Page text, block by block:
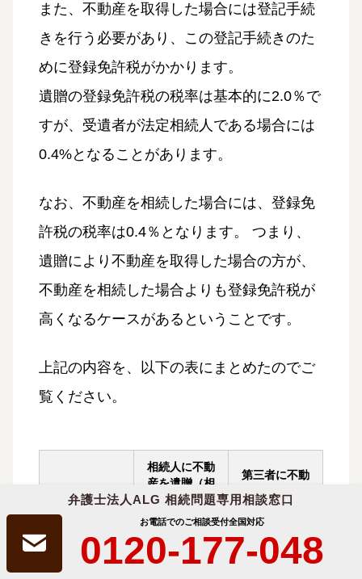
弁護士法人ALG 相続問題専用相談窓口
お電話でのご相談受付全国対応
0120-177-048
また、不動産を取得した場合には登記手続
きを行う必要があり、この登記手続きのた
めに登録免許税がかかります。
遺贈の登録免許税の税率は基本的に2.0％で
すが、受遺者が法定相続人である場合には
0.4%となることがあります。
なお、不動産を相続した場合には、登録免
許税の税率は0.4％となります。 つまり、
遺贈により不動産を取得した場合の方が、
不動産を相続した場合よりも登録免許税が
高くなるケースがあるということです。
上記の内容を、以下の表にまとめたのでご
覧ください。
相続人に不動
産を遺贈（相
続）
第三者に不動
産を遺贈
(特定遺贈)
なし あり